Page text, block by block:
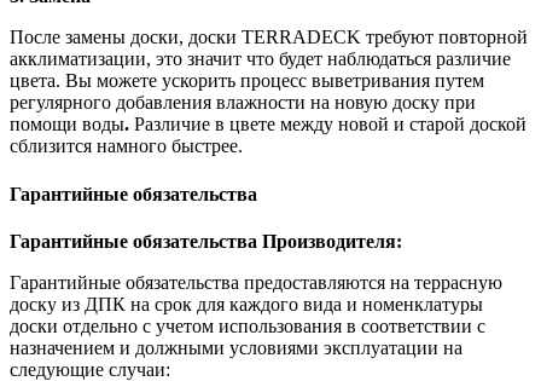
После замены доски, доски TERRADECK требуют повторной
акклиматизации, это значит что будет наблюдаться различие
цвета. Вы можете ускорить процесс выветривания путем
регулярного добавления влажности на новую доску при
помощи воды. Различие в цвете между новой и старой доской
сблизится намного быстрее.
Гарантийные обязательства
Гарантийные обязательства Производителя:
Гарантийные обязательства предоставляются на террасную
доску из ДПК на срок для каждого вида и номенклатуры
доски отдельно с учетом использования в соответствии с
назначением и должными условиями эксплуатации на
следующие случаи: